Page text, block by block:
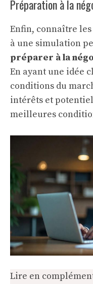
Préparation à la
Enfin, connaître
à une simulation
préparer à la
En ayant une idée
conditions du
intérêts et
meilleures
Lire en